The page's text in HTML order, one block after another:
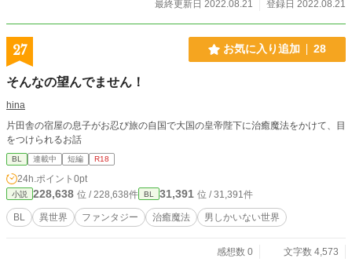
最終更新日 2022.08.21
登録日 2022.08.21
27 お気に入り追加 28
そんなの望んでません！
hina
片田舎の宿屋の息子がお忍び旅の自国で大国の皇帝陛下に治癒魔法をかけて、目
をつけられるお話
BL 連載中 短編 R18
24h.ポイント 0pt
小説 228,638 位 / 228,638件 BL 31,391 位 / 31,391件
BL 異世界 ファンタジー 治癒魔法 男しかいない世界
感想数 0
文字数 4,573